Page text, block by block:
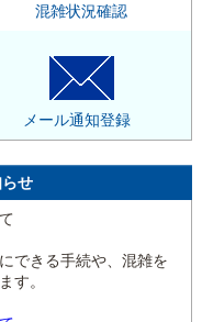
混雑状況確認
メール通知登録
せ
できる手続や、混雑を
す。